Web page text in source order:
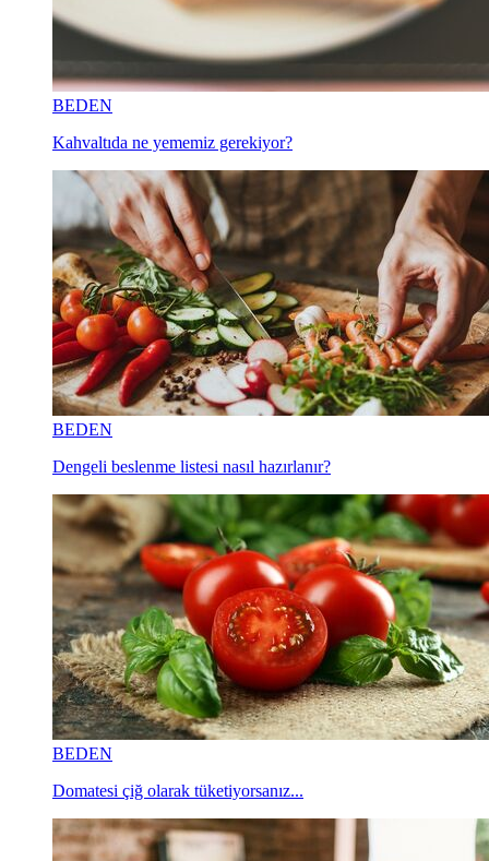
BEDEN
Kahvaltıda ne yememiz gerekiyor?
BEDEN
Dengeli beslenme listesi nasıl hazırlanır?
BEDEN
Domatesi çiğ olarak tüketiyorsanız...